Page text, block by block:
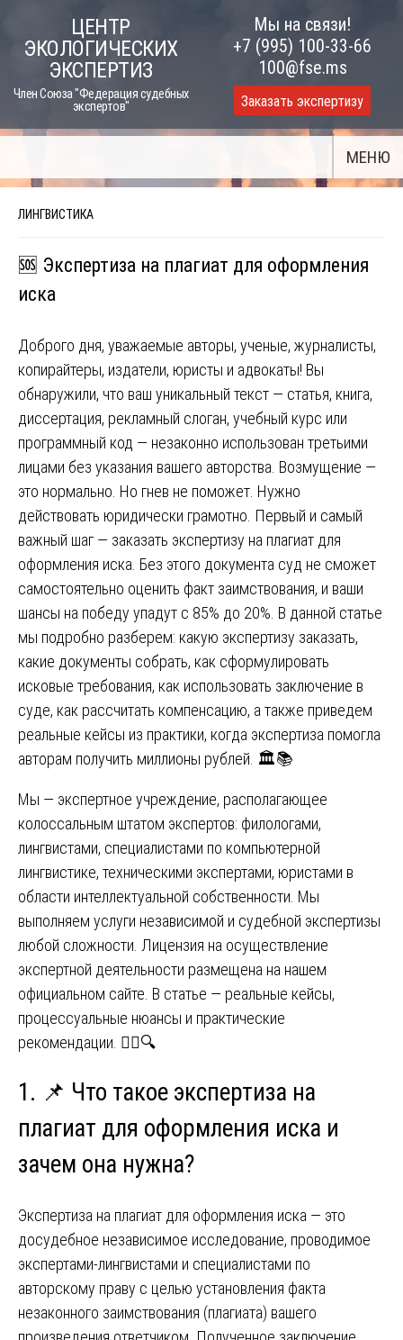
content
ЦЕНТР
ЭКОЛОГИЧЕСКИХ
ЭКСПЕРТИЗ
Член Союза "Федерация судебных
экспертов"
Мы на связи!
+7 (995) 100-33-66
100@fse.ms
Заказать экспертизу
МЕНЮ
ЛИНГВИСТИКА
🆘 Экспертиза на плагиат для оформления
иска
Доброго дня, уважаемые авторы, ученые, журналисты,
копирайтеры, издатели, юристы и адвокаты! Вы
обнаружили, что ваш уникальный текст — статья, книга,
диссертация, рекламный слоган, учебный курс или
программный код — незаконно использован третьими
лицами без указания вашего авторства. Возмущение —
это нормально. Но гнев не поможет. Нужно
действовать юридически грамотно. Первый и самый
важный шаг — заказать экспертизу на плагиат для
оформления иска. Без этого документа суд не сможет
самостоятельно оценить факт заимствования, и ваши
шансы на победу упадут с 85% до 20%. В данной статье
мы подробно разберем: какую экспертизу заказать,
какие документы собрать, как сформулировать
исковые требования, как использовать заключение в
суде, как рассчитать компенсацию, а также приведем
реальные кейсы из практики, когда экспертиза помогла
авторам получить миллионы рублей. 🏛️📚
Мы — экспертное учреждение, располагающее
колоссальным штатом экспертов: филологами,
лингвистами, специалистами по компьютерной
лингвистике, техническими экспертами, юристами в
области интеллектуальной собственности. Мы
выполняем услуги независимой и судебной экспертизы
любой сложности. Лицензия на осуществление
экспертной деятельности размещена на нашем
официальном сайте. В статье — реальные кейсы,
процессуальные нюансы и практические
рекомендации. 🧑‍⚖️🔍
1. 📌 Что такое экспертиза на
плагиат для оформления иска и
зачем она нужна?
Экспертиза на плагиат для оформления иска — это
досудебное независимое исследование, проводимое
экспертами-лингвистами и специалистами по
авторскому праву с целью установления факта
незаконного заимствования (плагиата) вашего